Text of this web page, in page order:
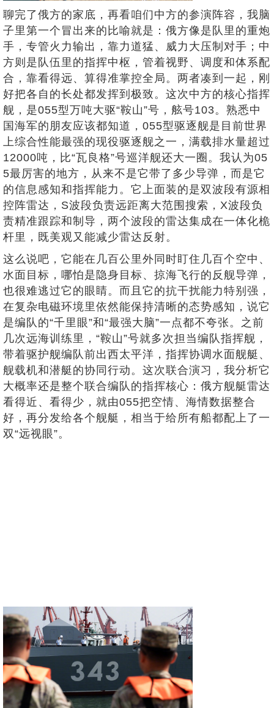
聊完了俄方的家底，再看咱们中方的参演阵容，我脑
子里第一个冒出来的比喻就是：俄方像是队里的重炮
手，专管火力输出，靠力道猛、威力大压制对手；中
方则是队伍里的指挥中枢，管着视野、调度和体系配
合，靠看得远、算得准掌控全局。两者凑到一起，刚
好把各自的长处都发挥到极致。这次中方的核心指挥
舰，是055型万吨大驱“鞍山”号，舷号103。熟悉中
国海军的朋友应该都知道，055型驱逐舰是目前世界
上综合性能最强的现役驱逐舰之一，满载排水量超过
12000吨，比“瓦良格”号巡洋舰还大一圈。我认为05
5最厉害的地方，从来不是它带了多少导弹，而是它
的信息感知和指挥能力。它上面装的是双波段有源相
控阵雷达，S波段负责远距离大范围搜索，X波段负
责精准跟踪和制导，两个波段的雷达集成在一体化桅
杆里，既美观又能减少雷达反射。
这么说吧，它能在几百公里外同时盯住几百个空中、
水面目标，哪怕是隐身目标、掠海飞行的反舰导弹，
也很难逃过它的眼睛。而且它的抗干扰能力特别强，
在复杂电磁环境里依然能保持清晰的态势感知，说它
是编队的“千里眼”和“最强大脑”一点都不夸张。之前
几次远海训练里，“鞍山”号就多次担当编队指挥舰，
带着驱护舰编队前出西太平洋，指挥协调水面舰艇、
舰载机和潜艇的协同行动。这次联合演习，我分析它
大概率还是整个联合编队的指挥核心：俄方舰艇雷达
看得近、看得少，就由055把空情、海情数据整合
好，再分发给各个舰艇，相当于给所有船都配上了一
双“远视眼”。